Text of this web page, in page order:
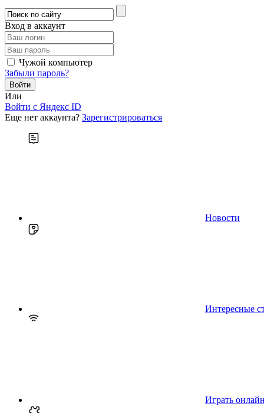
Вход в аккаунт
Чужой компьютер
Забыли пароль?
Или
Войти c Яндекс ID
Еще нет аккаунта? Зарегистрироваться
Новости
Интересные
Играть онлайн